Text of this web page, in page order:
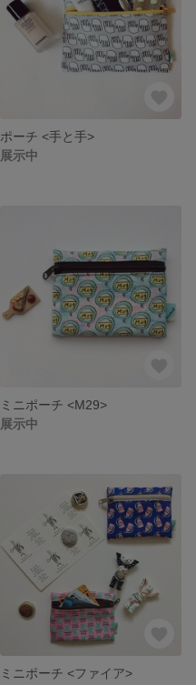
ポーチ <手と手>
展示中
ミニポーチ <M29>
展示中
ミニポーチ <ファイア>